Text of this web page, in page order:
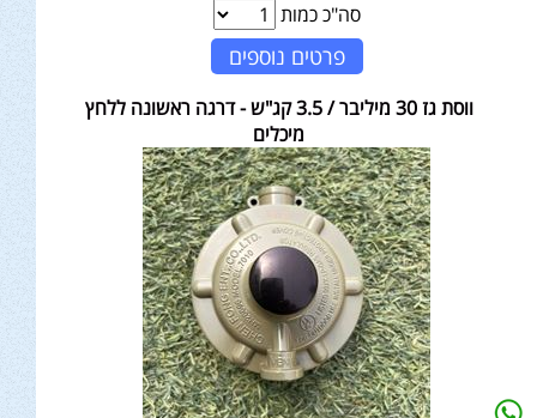
סה"כ כמות
פרטים נוספים
ווסת גז 30 מיליבר / 3.5 קג"ש - דרגה ראשונה ללחץ
מיכלים